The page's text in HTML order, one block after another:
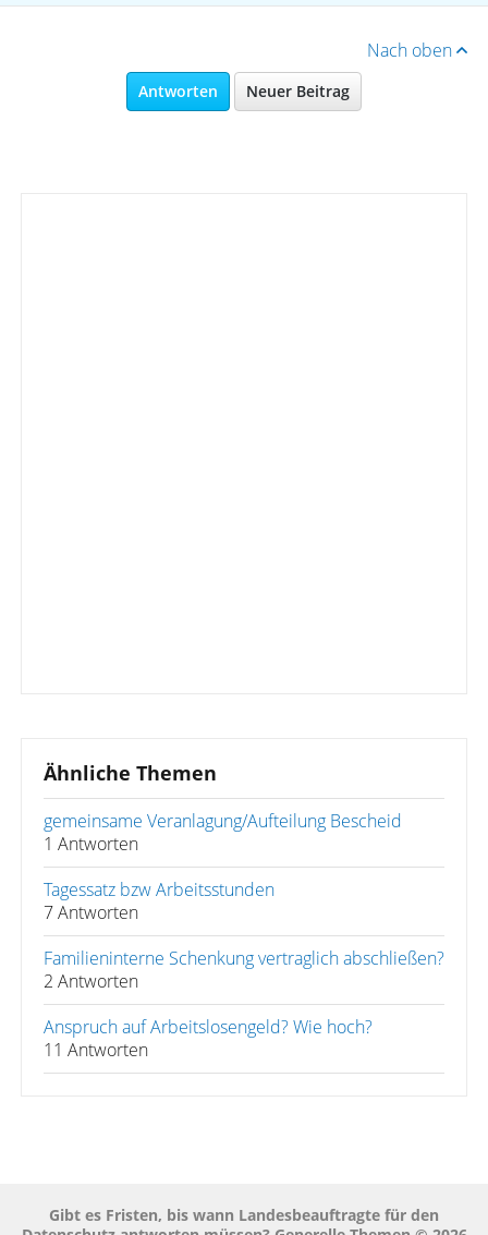
Nach oben
Antworten Neuer Beitrag
Ähnliche Themen
gemeinsame Veranlagung/Aufteilung Bescheid
1 Antworten
Tagessatz bzw Arbeitsstunden
7 Antworten
Familieninterne Schenkung vertraglich abschließen?
2 Antworten
Anspruch auf Arbeitslosengeld? Wie hoch?
11 Antworten
Gibt es Fristen, bis wann Landesbeauftragte für den